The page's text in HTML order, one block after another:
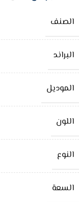
الصنف
البراند
الموديل
اللون
النوع
السعة